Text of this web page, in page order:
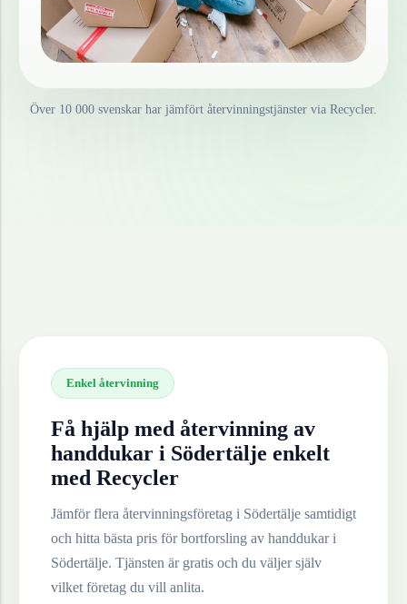
Över 10 000 svenskar har jämfört återvinningstjänster via Recycler.
Enkel återvinning
Få hjälp med återvinning av
handdukar i Södertälje enkelt
med Recycler
Jämför flera återvinningsföretag i Södertälje samtidigt
och hitta bästa pris för bortforsling av handdukari
Södertälje. Tjänsten är gratis och du väljer själv
vilket företag du vill anlita.